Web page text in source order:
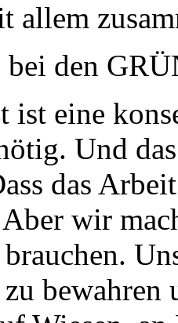
allem
bei den
ist eine
Und
das
wir